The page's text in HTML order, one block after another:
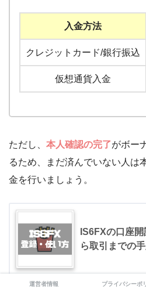
入金方法
クレジットカード/銀行振込
仮想通貨入金
ただし、 本人確認の完了がボー
るため、まだ済んでいない人は
金を行いましょう。
IS6FXの口座
ら取引までの
運営者情報 プライバシーポ